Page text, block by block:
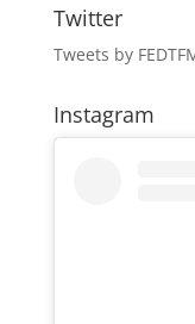
Twitter
Tweets by
Instagram